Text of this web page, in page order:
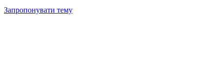
Запропонувати тему